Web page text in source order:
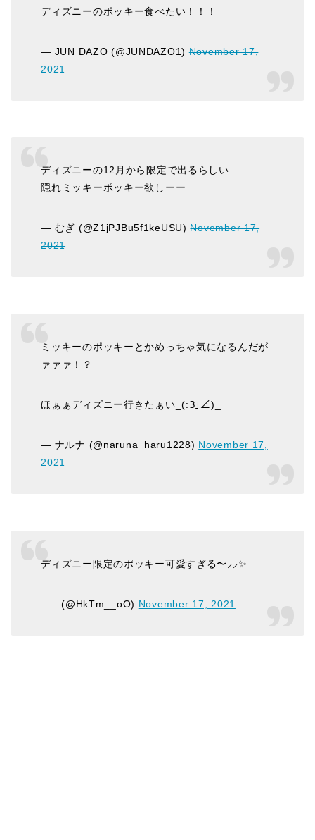
ディズニーのポッキー食べたい！！！
— JUN DAZO (@JUNDAZO1)November 17,
2021
ディズニーの12月から限定で出るらしい
隠れミッキーポッキー欲しーー
— むぎ (@Z1jPJBu5f1keUSU)November 17,
2021
ミッキーのポッキーとかめっちゃ気になるんだが
ァァァ！？
ほぁぁディズニー行きたぁい_(:З｣∠)_
— ナルナ (@naruna_haru1228) November 17,
2021
ディズニー限定のポッキー可愛すぎる〜⸝⸝✨
— . (@HkTm__oO) November 17, 2021